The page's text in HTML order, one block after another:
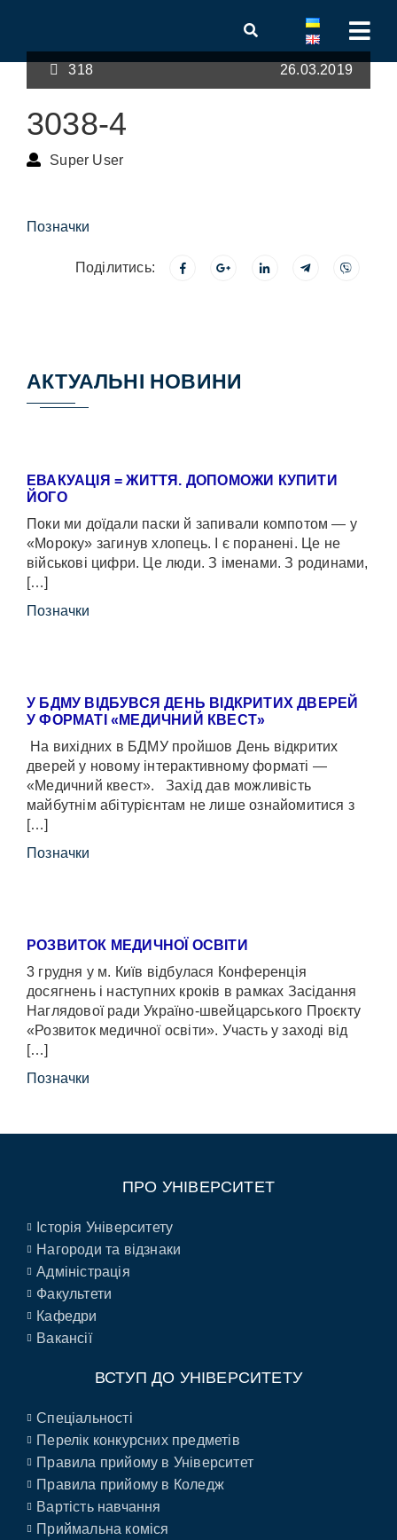
318 26.03.2019
3038-4
Super User
Позначки
Поділитись:
АКТУАЛЬНІ НОВИНИ
ЕВАКУАЦІЯ = ЖИТТЯ. ДОПОМОЖИ КУПИТИ
ЙОГО
Поки ми доїдали паски й запивали компотом — у
«Мороку» загинув хлопець. І є поранені. Це не
військові цифри. Це люди. З іменами. З родинами,
[…]
Позначки
У БДМУ ВІДБУВСЯ ДЕНЬ ВІДКРИТИХ ДВЕРЕЙ
У ФОРМАТІ «МЕДИЧНИЙ КВЕСТ»
На вихідних в БДМУ пройшов День відкритих
дверей у новому інтерактивному форматі —
«Медичний квест». Захід дав можливість
майбутнім абітурієнтам не лише ознайомитися з
[…]
Позначки
РОЗВИТОК МЕДИЧНОЇ ОСВІТИ
3 грудня у м. Київ відбулася Конференція
досягнень і наступних кроків в рамках Засідання
Наглядової ради Україно-швейцарського Проєкту
«Розвиток медичної освіти». Участь у заході від
[…]
Позначки
ПРО УНІВЕРСИТЕТ
Історія Університету
Нагороди та відзнаки
Адміністрація
Факультети
Кафедри
Вакансії
ВСТУП ДО УНІВЕРСИТЕТУ
Спеціальності
Перелік конкурсних предметів
Правила прийому в Університет
Правила прийому в Коледж
Вартість навчання
Приймальна коміся